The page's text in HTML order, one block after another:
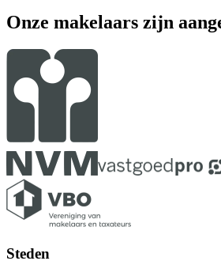
Onze makelaars zijn
Steden